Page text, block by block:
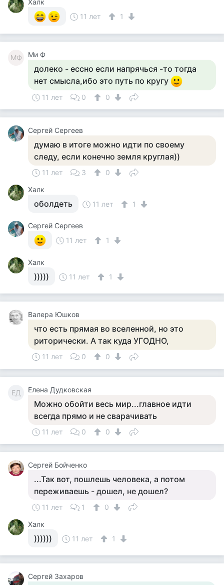
Халк
11 лет
1
МФ Ми Ф
долеко - ессно если напрячься -то тогда
нет смысла,ибо это путь по кругу
11 лет 0 0
Сергей Сергеев
думаю в итоге можно идти по своему
следу, если конечно земля круглая))
11 лет 3
0
Халк
оболдеть 11 лет 1
Сергей Сергеев
11 лет
1
Халк
))))) 11 лет 1
Валера Юшков
что есть прямая во вселенной, но это
риторически. А так куда УГОДНО,
11 лет 0 0
ЕД Елена Дудковская
Можно обойти весь мир...главное идти
всегда прямо и не сварачивать
11 лет 0 0
Сергей Бойченко
...Так вот, пошлешь человека, а потом
переживаешь - дошел, не дошел?
11 лет 1
0
Халк
)))))) 11 лет 1
Сергей Захаров